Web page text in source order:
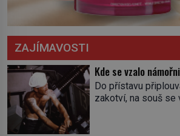
ZAJÍMAVOSTI
Kde se vzalo
Do přístavu
zakotví, na souš se